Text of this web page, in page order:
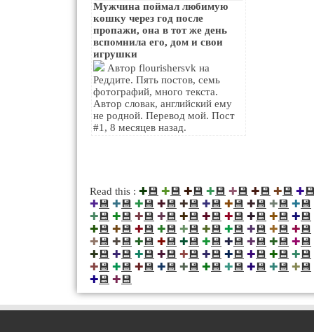
Мужчина поймал любимую
кошку через год после
пропажи, она в тот же день
вспомнила его, дом и свои
игрушки
Реддите. Пять постов, семь
фотографий, много текста.
Автор словак, английский ему
не родной. Перевод мой. Пост
#1, 8 месяцев назад.
Read this : ✚💾 ✚💾 ✚💾 ✚💾 ✚💾 ✚💾 ✚💾 ✚
✚💾 ✚💾 ✚💾 ✚💾 ✚💾 ✚💾 ✚💾 ✚💾 ✚💾 ✚💾
✚💾 ✚💾 ✚💾 ✚💾 ✚💾 ✚💾 ✚💾 ✚💾 ✚💾 ✚💾
✚💾 ✚💾 ✚💾 ✚💾 ✚💾 ✚💾 ✚💾 ✚💾 ✚💾 ✚💾
✚💾 ✚💾 ✚💾 ✚💾 ✚💾 ✚💾 ✚💾 ✚💾 ✚💾 ✚💾
✚💾 ✚💾 ✚💾 ✚💾 ✚💾 ✚💾 ✚💾 ✚💾 ✚💾 ✚💾
✚💾 ✚💾 ✚💾 ✚💾 ✚💾 ✚💾 ✚💾 ✚💾 ✚💾 ✚💾
✚💾 ✚💾